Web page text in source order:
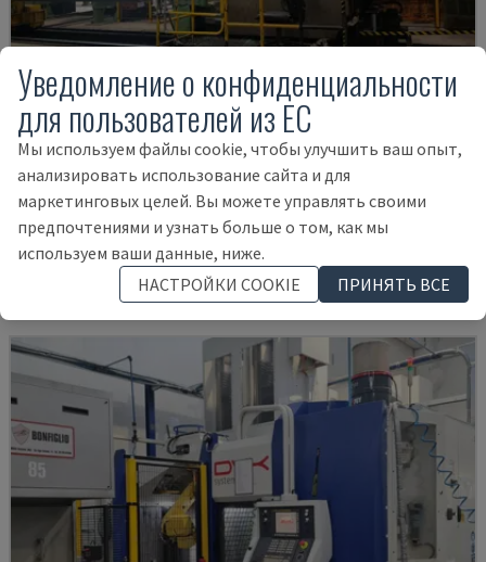
IRD 1600 CNC
IRLE - ГОРИЗОНТАЛЬНЫЙ ОБРАБАТЫВАЮЩИЙ ЦЕНТР
ГЕРМАНИЯ 2004
75.000 €
Уведомление о конфиденциальности
для пользователей из ЕС
Мы используем файлы cookie, чтобы улучшить ваш опыт,
анализировать использование сайта и для
маркетинговых целей. Вы можете управлять своими
предпочтениями и узнать больше о том, как мы
используем ваши данные, ниже.
НАСТРОЙКИ COOKIE
ПРИНЯТЬ ВСЕ